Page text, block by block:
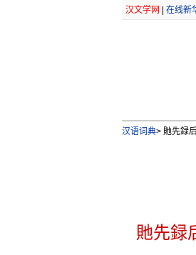
汉文学网 在线新
汉语词典>貤先録
貤先録